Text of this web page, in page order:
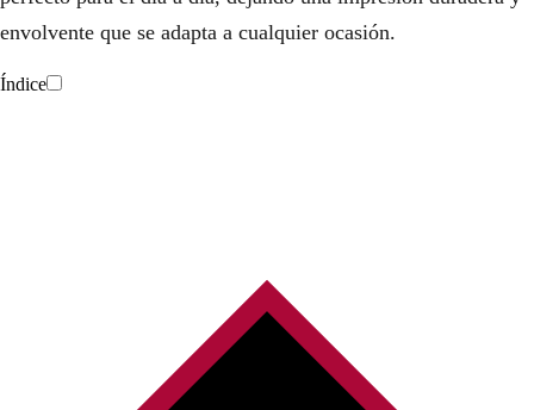
envolvente que se adapta a cualquier ocasión.
Índice